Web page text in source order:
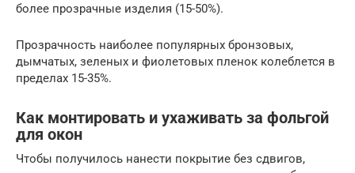
более прозрачные изделия (15-50%).
Прозрачность наиболее популярных бронзовых,
дымчатых, зеленых и фиолетовых пленок колеблется в
пределах 15-35%.
Как монтировать и ухаживать за фольгой
для окон
Чтобы получилось нанести покрытие без сдвигов,